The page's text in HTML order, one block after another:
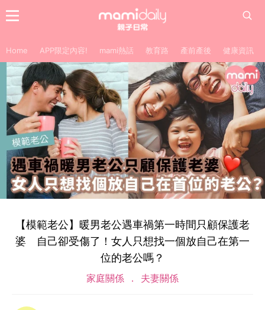
Home APP限定內容! mami熱話 教育路 產前產後 健康資訊
【模範老公】暖男老公遇車禍第一時間只顧保護老
婆 自己卻受傷了！女人只想找一個放自己在第一
位的老公嗎？
家庭關係 夫妻關係